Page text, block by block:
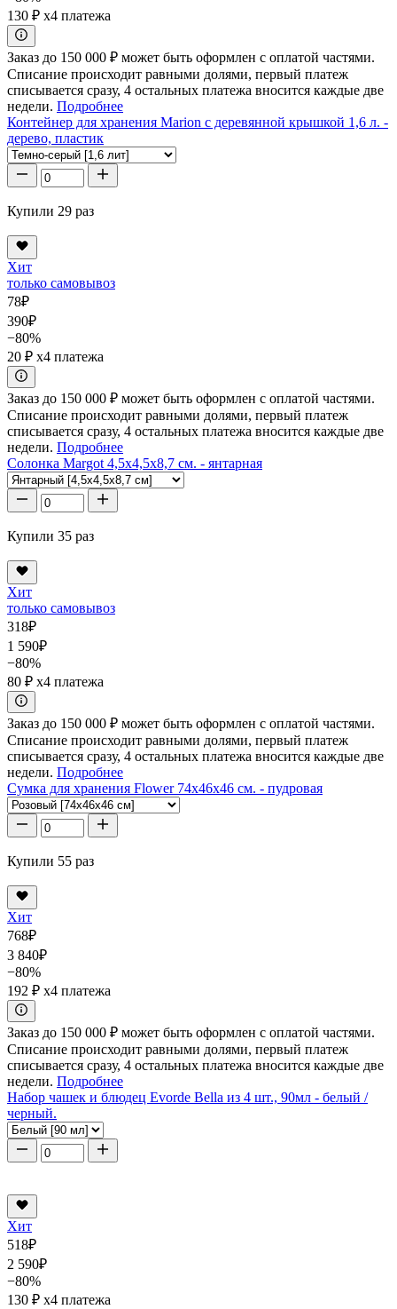
130 ₽ x4 платежа
Заказ до 150 000 ₽ может быть оформлен с оплатой частями.
Списание происходит равными долями, первый платеж
списывается сразу, 4 остальных платежа вносится каждые две
недели. Подробнее
Контейнер для хранения Marion с деревянной крышкой 1,6 л. -
дерево, пластик
Купили 29 раз
Хит
только самовывоз
78₽
390₽
−80%
20 ₽ x4 платежа
Заказ до 150 000 ₽ может быть оформлен с оплатой частями.
Списание происходит равными долями, первый платеж
списывается сразу, 4 остальных платежа вносится каждые две
недели. Подробнее
Солонка Margot 4,5x4,5x8,7 см. - янтарная
Купили 35 раз
Хит
только самовывоз
318₽
1 590₽
−80%
80 ₽ x4 платежа
Заказ до 150 000 ₽ может быть оформлен с оплатой частями.
Списание происходит равными долями, первый платеж
списывается сразу, 4 остальных платежа вносится каждые две
недели. Подробнее
Сумка для хранения Flower 74x46x46 см. - пудровая
Купили 55 раз
Хит
768₽
3 840₽
−80%
192 ₽ x4 платежа
Заказ до 150 000 ₽ может быть оформлен с оплатой частями.
Списание происходит равными долями, первый платеж
списывается сразу, 4 остальных платежа вносится каждые две
недели. Подробнее
Набор чашек и блюдец Evorde Bella из 4 шт., 90мл - белый /
черный.
Хит
518₽
2 590₽
−80%
130 ₽ x4 платежа